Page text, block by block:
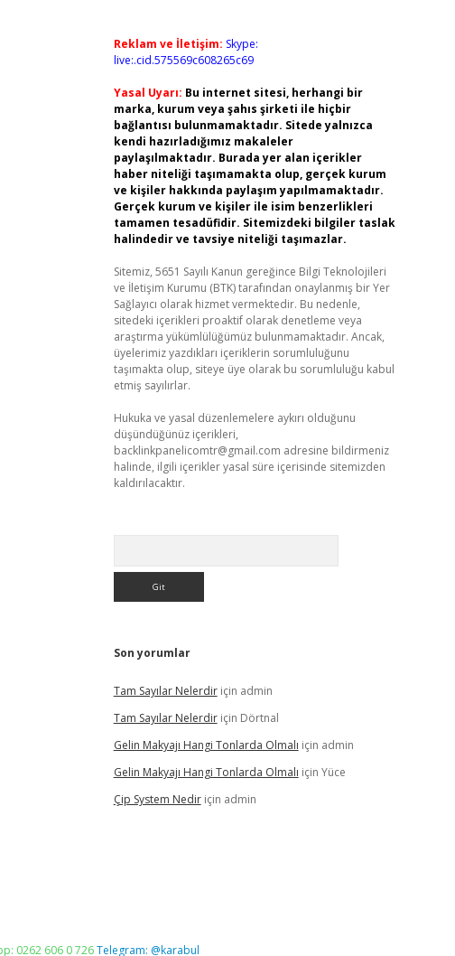
Reklam ve İletişim: Skype:
live:.cid.575569c608265c69
Yasal Uyarı: Bu internet sitesi, herhangi bir
marka, kurum veya şahıs şirketi ile hiçbir
bağlantısı bulunmamaktadır. Sitede yalnızca
kendi hazırladığımız makaleler
paylaşılmaktadır. Burada yer alan içerikler
haber niteliği taşımamakta olup, gerçek kurum
ve kişiler hakkında paylaşım yapılmamaktadır.
Gerçek kurum ve kişiler ile isim benzerlikleri
tamamen tesadüfidir. Sitemizdeki bilgiler taslak
halindedir ve tavsiye niteliği taşımazlar.
Sitemiz, 5651 Sayılı Kanun gereğince Bilgi Teknolojileri
ve İletişim Kurumu (BTK) tarafından onaylanmış bir Yer
Sağlayıcı olarak hizmet vermektedir. Bu nedenle,
sitedeki içerikleri proaktif olarak denetleme veya
araştırma yükümlülüğümüz bulunmamaktadır. Ancak,
üyelerimiz yazdıkları içeriklerin sorumluluğunu
taşımakta olup, siteye üye olarak bu sorumluluğu kabul
etmiş sayılırlar.
Hukuka ve yasal düzenlemelere aykırı olduğunu
düşündüğünüz içerikleri,
backlinkpanelicomtr@gmail.com adresine bildirmeniz
halinde, ilgili içerikler yasal süre içerisinde sitemizden
kaldırılacaktır.
Son yorumlar
Tam Sayılar Nelerdiriçin admin
Tam Sayılar Nelerdiriçin Dörtnal
Gelin Makyajı Hangi Tonlarda Olmalı için admin
Gelin Makyajı Hangi Tonlarda Olmalı için Yüce
Çip System Nediriçin admin
0262 606 0 726Telegram: @karabul